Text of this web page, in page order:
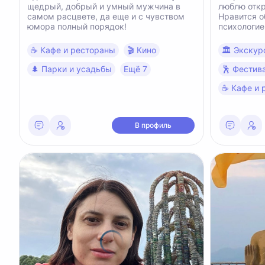
щедрый, добрый и умный мужчина в
самом расцвете, да еще и с чувством
юмора полный порядок!
☕️ Кафе и рестораны
🎬 Кино
🌲 Парки и усадьбы
Ещё 7
В профиль
люблю
Нравится
психологией провожу
🏛
🕺
☕️ Кафе и